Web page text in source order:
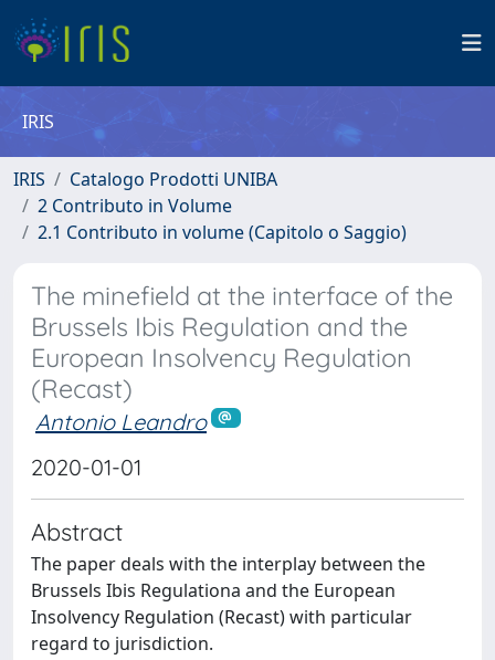
IRIS
IRIS
Catalogo Prodotti UNIBA
2 Contributo in Volume
2.1 Contributo in volume (Capitolo o Saggio)
The minefield at the interface of the
Brussels Ibis Regulation and the
European Insolvency Regulation
(Recast)
Antonio Leandro
2020-01-01
Abstract
The paper deals with the interplay between the
Brussels Ibis Regulationa and the European
Insolvency Regulation (Recast) with particular
regard to jurisdiction.